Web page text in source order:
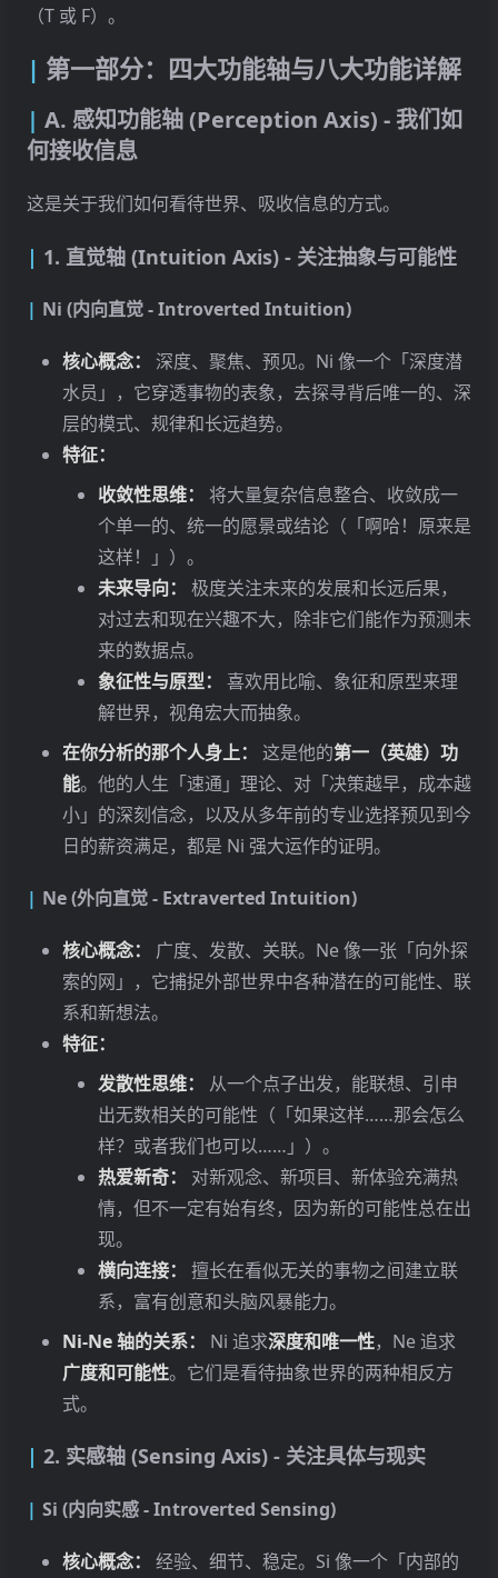
（T 或 F）。
第一部分：四大功能轴与八大功能详解
A. 感知功能轴 (Perception Axis) - 我们如
何接收信息
这是关于我们如何看待世界、吸收信息的方式。
1. 直觉轴 (Intuition Axis) - 关注抽象与可能性
Ni (内向直觉 - Introverted Intuition)
核心概念：
深度、聚焦、预见。Ni 像一个「深度潜
水员」，它穿透事物的表象，去探寻背后唯一的、深
层的模式、规律和长远趋势。
特征：
收敛性思维：
将大量复杂信息整合、收敛成一
个单一的、统一的愿景或结论（「啊哈！原来是
这样！」）。
未来导向：
极度关注未来的发展和长远后果，
对过去和现在兴趣不大，除非它们能作为预测未
来的数据点。
象征性与原型：
喜欢用比喻、象征和原型来理
解世界，视角宏大而抽象。
在你分析的那个人身上：
这是他的第一（英雄）功
能。他的人生「速通」理论、对「决策越早，成本越
小」的深刻信念，以及从多年前的专业选择预见到今
日的薪资满足，都是 Ni 强大运作的证明。
Ne (外向直觉 - Extraverted Intuition)
核心概念：
广度、发散、关联。Ne 像一张「向外探
索的网」，它捕捉外部世界中各种潜在的可能性、联
系和新想法。
特征：
发散性思维：
从一个点子出发，能联想、引申
出无数相关的可能性（「如果这样……那会怎么
样？或者我们也可以……」）。
热爱新奇：
对新观念、新项目、新体验充满热
情，但不一定有始有终，因为新的可能性总在出
现。
横向连接：
擅长在看似无关的事物之间建立联
系，富有创意和头脑风暴能力。
Ni-Ne 轴的关系：
Ni 追求深度和唯一性，Ne 追求
广度和可能性。它们是看待抽象世界的两种相反方
式。
2. 实感轴 (Sensing Axis) - 关注具体与现实
Si (内向实感 - Introverted Sensing)
核心概念：
经验、细节、稳定。Si 像一个「内部的